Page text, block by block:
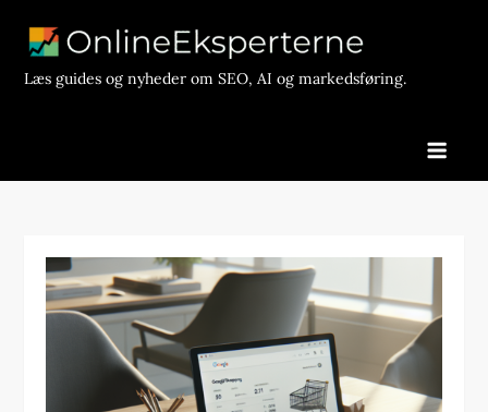
contentLæs guides og nyheder om SEO, AI og markedsføring.